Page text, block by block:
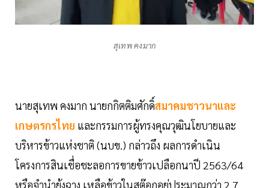
สุเทพ คงมาก
นายสุเทพ คงมาก นายกกิตติมศักดิ์สมาคมชาวนาและ
เกษตรกรไทย และกรรมการผู้ทรงคุณวุฒินโยบายและ
บริหารข้าวแห่งชาติ (นบข.) กล่าวถึง ผลการดำเนิน
โครงการสินเชื่อชะลอการขายข้าวเปลือกนาปี 2563/64
หรือจำนำยุ้งฉาง เหลือข้าวในสต๊อกอยู่ประมาณกว่า 2.7